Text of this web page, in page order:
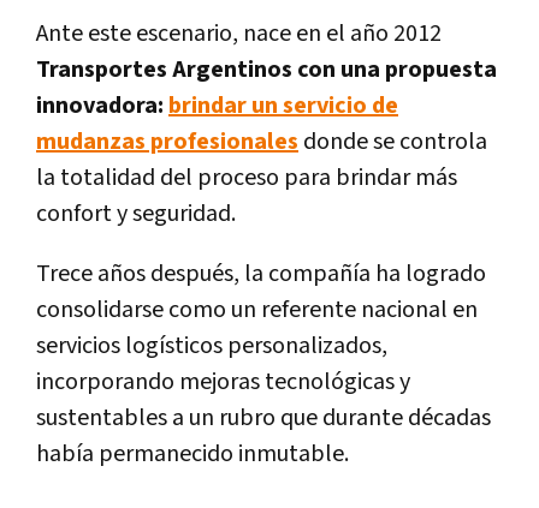
Ante este escenario, nace en el año 2012
Transportes Argentinos con una propuesta
innovadora: brindar un servicio de
mudanzas profesionales donde se controla
la totalidad del proceso para brindar más
confort y seguridad.
Trece años después, la compañía ha logrado
consolidarse como un referente nacional en
servicios logísticos personalizados,
incorporando mejoras tecnológicas y
sustentables a un rubro que durante décadas
había permanecido inmutable.